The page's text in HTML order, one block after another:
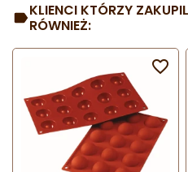
KLIENCI KTÓRZY
RÓWNIEŻ:
